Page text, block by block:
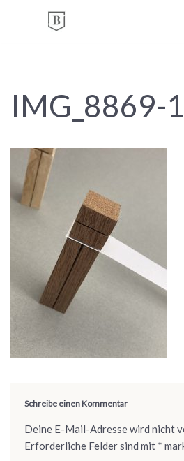
IMG_8869-1
Schreibe einen Kommentar
Deine E-Mail-Adresse wird nicht
Erforderliche Felder sind mit *